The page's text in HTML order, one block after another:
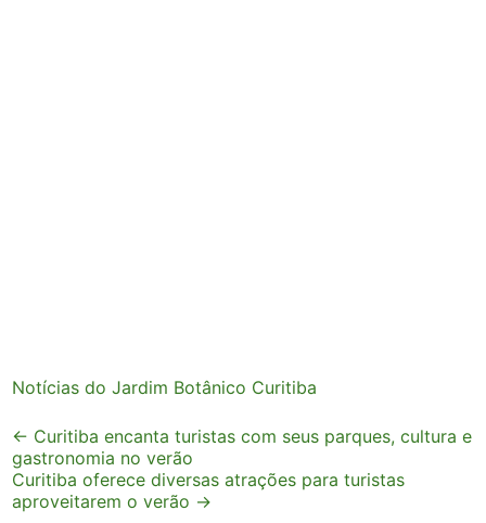
Notícias do Jardim Botânico Curitiba
Post
navigation
← Curitiba encanta turistas com seus parques, cultura e
gastronomia no verão
Curitiba oferece diversas atrações para turistas
aproveitarem o verão →